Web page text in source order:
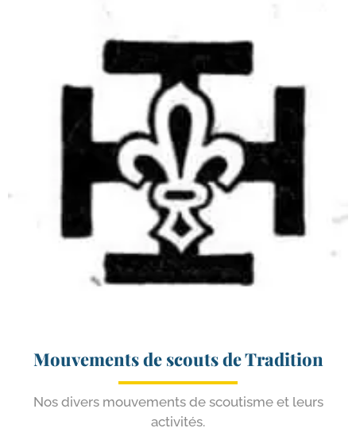
Mouvements de scouts de Tradition
Nos divers mou­ve­ments de scou­tisme et leurs
activités.